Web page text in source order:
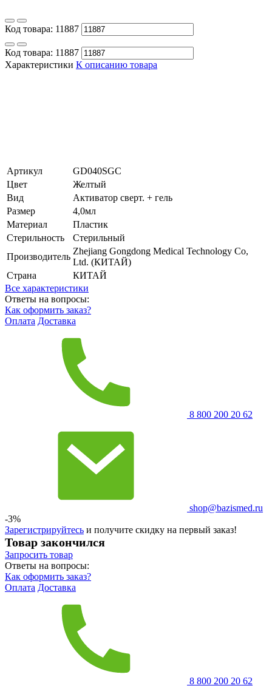
Код товара: 11887
Код товара: 11887
Характеристики К описанию товара
Артикул
GD040SGC
Цвет
Желтый
Вид
Активатор сверт. + гель
Размер
4,0мл
Материал
Пластик
Стерильность
Стерильный
Производитель
Zhejiang Gongdong Medical Technology Co,
Ltd. (КИТАЙ)
Страна
КИТАЙ
Все характеристики
Ответы на вопросы:
Как оформить заказ?
Оплата Доставка
8 800 200 20 62
shop@bazismed.ru
-3%
Зарегистрируйтесь и получите скидку на первый заказ!
Товар закончился
Запросить товар
Ответы на вопросы:
Как оформить заказ?
Оплата Доставка
8 800 200 20 62